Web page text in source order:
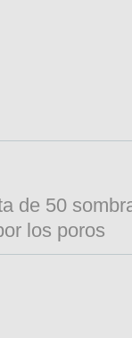
de 50
los poros